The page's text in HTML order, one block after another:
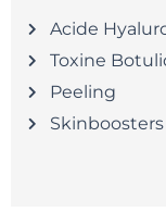
Acide
Toxine
Peeling​
Skinboosters